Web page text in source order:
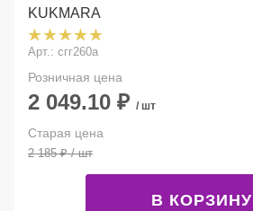
KUKMARA
Арт.: сгг260а
Розничная цена
2 049.10 ₽ / шт
Старая цена
2 185₽/ шт
В КОРЗИНУ